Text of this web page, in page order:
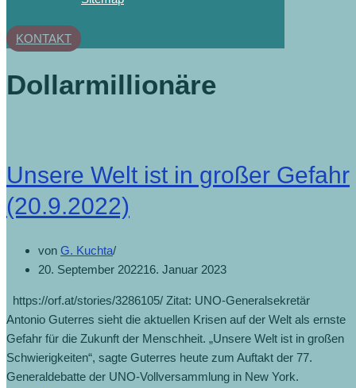
KONTAKT
Dollarmillionäre
Unsere Welt ist in großer Gefahr
(20.9.2022)
von G. Kuchta
20. September 202216. Januar 2023
https://orf.at/stories/3286105/ Zitat: UNO-Generalsekretär
Antonio Guterres sieht die aktuellen Krisen auf der Welt als ernste
Gefahr für die Zukunft der Menschheit. „Unsere Welt ist in großen
Schwierigkeiten“, sagte Guterres heute zum Auftakt der 77.
Generaldebatte der UNO-Vollversammlung in New York.